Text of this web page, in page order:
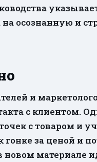
на осознанную и
и
с клиентом.
с товаром и
за ценой и
материале